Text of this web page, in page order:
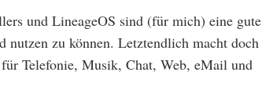
und LineageOS sind (für mich) eine gute
zu können. Letztendlich macht doch
Telefonie, Musik, Chat, Web, eMail und